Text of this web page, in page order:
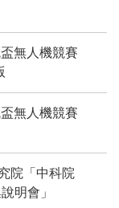
無人機競賽
無人機競賽
院「中科院
明會」